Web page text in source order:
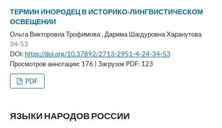
ТЕРМИН ИНОРОДЕЦ В ИСТОРИКО-ЛИНГВИСТИЧЕСКОМ
ОСВЕЩЕНИИ
Ольга Викторовна Трофимова , Дарима Шагдуровна Харанутова
34-53
DOI: https://doi.org/10.37892/2713-2951-4-24-34-53
Просмотров аннотации: 176 | Загрузок PDF: 123
PDF
ЯЗЫКИ НАРОДОВ РОССИИ